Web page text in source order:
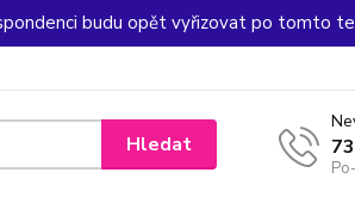
budu opět vyřizovat po tomto
Hledat